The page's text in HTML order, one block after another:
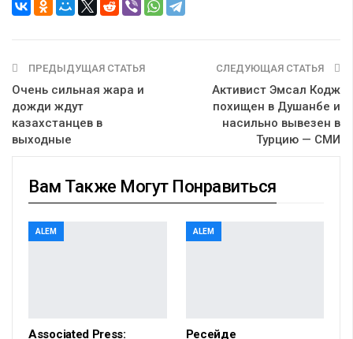
ПРЕДЫДУЩАЯ СТАТЬЯ
Очень сильная жара и
дожди ждут
казахстанцев в
выходные
СЛЕДУЮЩАЯ СТАТЬЯ
Активист Эмсал Кодж
похищен в Душанбе и
насильно вывезен в
Турцию — СМИ
Вам Также Могут Понравиться
ALEM
Associated Press:
ALEM
Ресейде